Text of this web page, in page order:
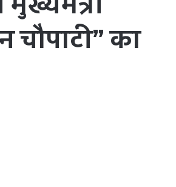
चौपाटी” का